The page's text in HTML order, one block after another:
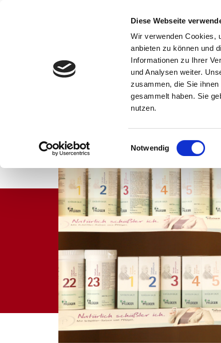
Diese Webseite
Wir verwenden Cookies,
anbieten zu können und
Informationen zu Ihrer
und Analysen weiter.
zusammen, die Sie
gesammelt haben. Sie
nutzen.
Einwilligungsauswahl
Notwendig
Gut zu
Unser
Unser
Flyer
Aktionen